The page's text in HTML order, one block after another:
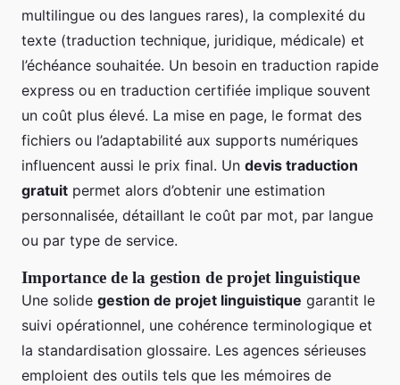
multilingue ou des langues rares), la complexité du
texte (traduction technique, juridique, médicale) et
l’échéance souhaitée. Un besoin en traduction rapide
express ou en traduction certifiée implique souvent
un coût plus élevé. La mise en page, le format des
fichiers ou l’adaptabilité aux supports numériques
influencent aussi le prix final. Un devis traduction
gratuit permet alors d’obtenir une estimation
personnalisée, détaillant le coût par mot, par langue
ou par type de service.
Importance de la gestion de projet linguistique
Une solide gestion de projet linguistique garantit le
suivi opérationnel, une cohérence terminologique et
la standardisation glossaire. Les agences sérieuses
emploient des outils tels que les mémoires de